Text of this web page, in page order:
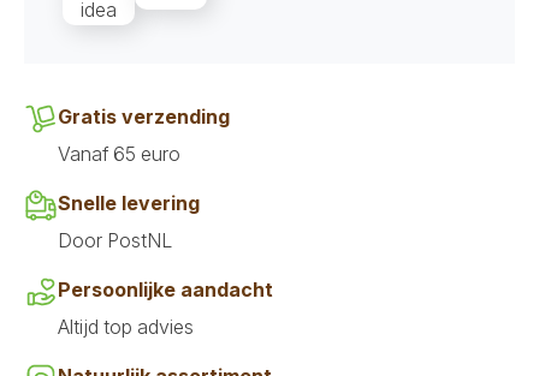
Gratis verzending
Vanaf 65 euro
Snelle levering
Door PostNL
Persoonlijke aandacht
Altijd top advies